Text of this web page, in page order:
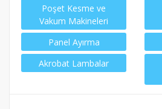
Poşet Kesme ve
Vakum Makineleri
Panel Ayırma
Akrobat Lambalar